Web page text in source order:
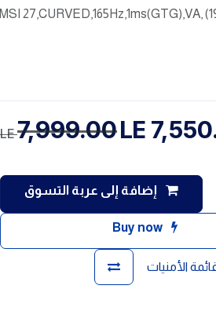
MSI 27,CURVED,165Hz,1ms(GTG),VA,
إضافة إلى عربة التسوق
Buy now
الأمنيات
7,999.00
LE